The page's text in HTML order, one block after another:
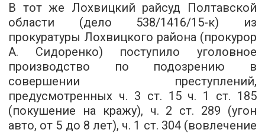
В тот же Лохвицкий райсуд Полтавской
области (дело 538/1416/15-к) из
прокуратуры Лохвицкого района (прокурор
А. Сидоренко) поступило уголовное
производство по подозрению в
совершении преступлений,
предусмотренных ч. 3 ст. 15 ч. 1 ст. 185
(покушение на кражу), ч. 2 ст. 289 (угон
авто, от 5 до 8 лет), ч. 1 ст. 304 (вовлечение